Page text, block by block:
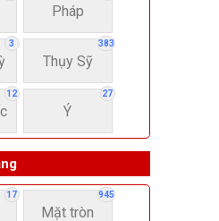
Pháp
3 383
Thụy Sỹ
12 27
Ý
17 945
Mặt tròn